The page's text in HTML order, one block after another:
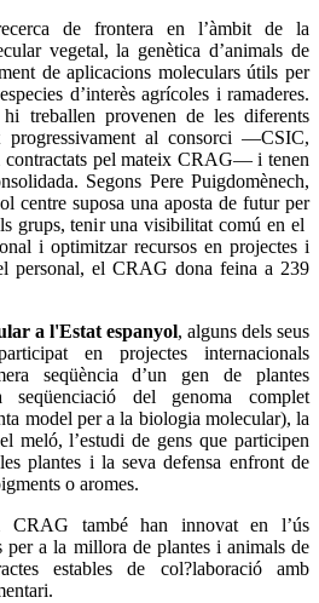
de frontera en l’àmbit de la
vegetal, la genètica d’animals de
de aplicacions moleculars útils per
d’interès agrícoles i ramaderes.
treballen provenen de les diferents
progressivament al consorci —CSIC,
pel mateix CRAG— i tenen
Segons Pere Puigdomènech,
centre suposa una aposta de futur per
grups, tenir una visibilitat comú en el
i optimitzar recursos en projectes i
personal, el CRAG dona feina a 239
a l'Estat espanyol, alguns dels seus
en projectes internacionals
seqüència d’un gen de plantes
del genoma complet
model per a la biologia molecular), la
meló, l’estudi de gens que participen
plantes i la seva defensa enfront de
o aromes.
CRAG també han innovat en l’ús
per a la millora de plantes i animals de
estables de col?laboració amb